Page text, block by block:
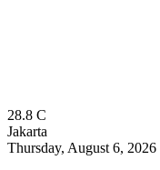
28.8 C
Jakarta
Thursday, August 6, 2026